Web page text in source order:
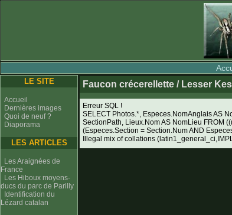
LE SITE
Accueil
Dernières images
Quoi de neuf ?
Diaporama
LES ARTICLES
Les Araignées de
France
Les Hiboux moyens-
ducs du parc de Parilly
Identification du
Lézard catalan
Faucon crécerellette / Lesser
Erreur SQL !
SELECT Photos.*, Especes.NomAnglais AS
SectionPath, Lieux.Nom AS NomLieu FROM
(Especes.Section = Section.Num AND
Illegal mix of collations